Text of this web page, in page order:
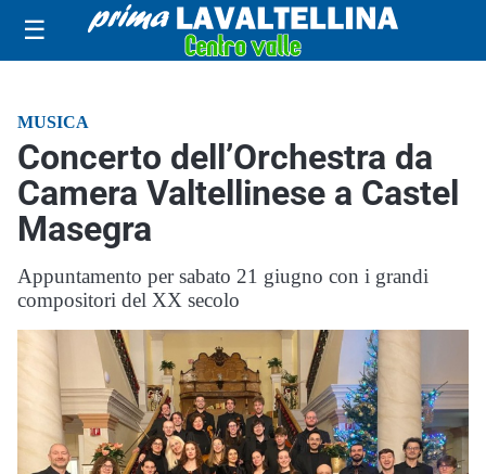
☰
MUSICA
Concerto dell’Orchestra da
Camera Valtellinese a Castel
Masegra
Appuntamento per sabato 21 giugno con i grandi
compositori del XX secolo